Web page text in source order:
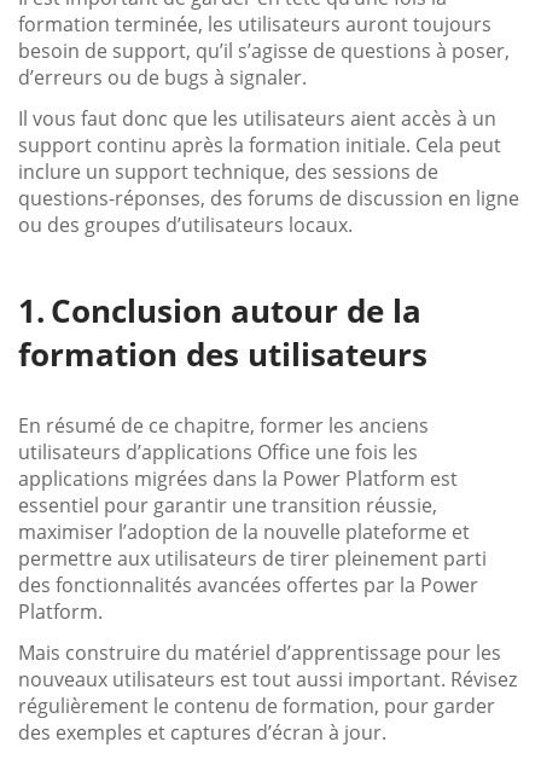
formation terminée, les utilisateurs auront toujours
besoin de support, qu’il s’agisse de questions à poser,
d’erreurs ou de bugs à signaler.
Il vous faut donc que les utilisateurs aient accès à un
support continu après la formation initiale. Cela peut
inclure un support technique, des sessions de
questions-réponses, des forums de discussion en ligne
ou des groupes d’utilisateurs locaux.
Conclusion autour de la
formation des utilisateurs
En résumé de ce chapitre, former les anciens
utilisateurs d’applications Office une fois les
applications migrées dans la Power Platform est
essentiel pour garantir une transition réussie,
maximiser l’adoption de la nouvelle plateforme et
permettre aux utilisateurs de tirer pleinement parti
des fonctionnalités avancées offertes par la Power
Platform.
Mais construire du matériel d’apprentissage pour les
nouveaux utilisateurs est tout aussi important. Révisez
régulièrement le contenu de formation, pour garder
des exemples et captures d’écran à jour.